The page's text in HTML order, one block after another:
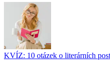
KVÍZ: 10 otázek o literárních